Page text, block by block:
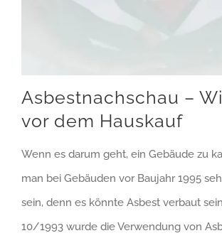
Asbestnachschau –
vor dem Hauskauf
Wenn es darum geht, ein Gebäude zu
man bei Gebäuden vor Baujahr 1995
sein, denn es könnte Asbest verbaut
10/1993 wurde die Verwendung von